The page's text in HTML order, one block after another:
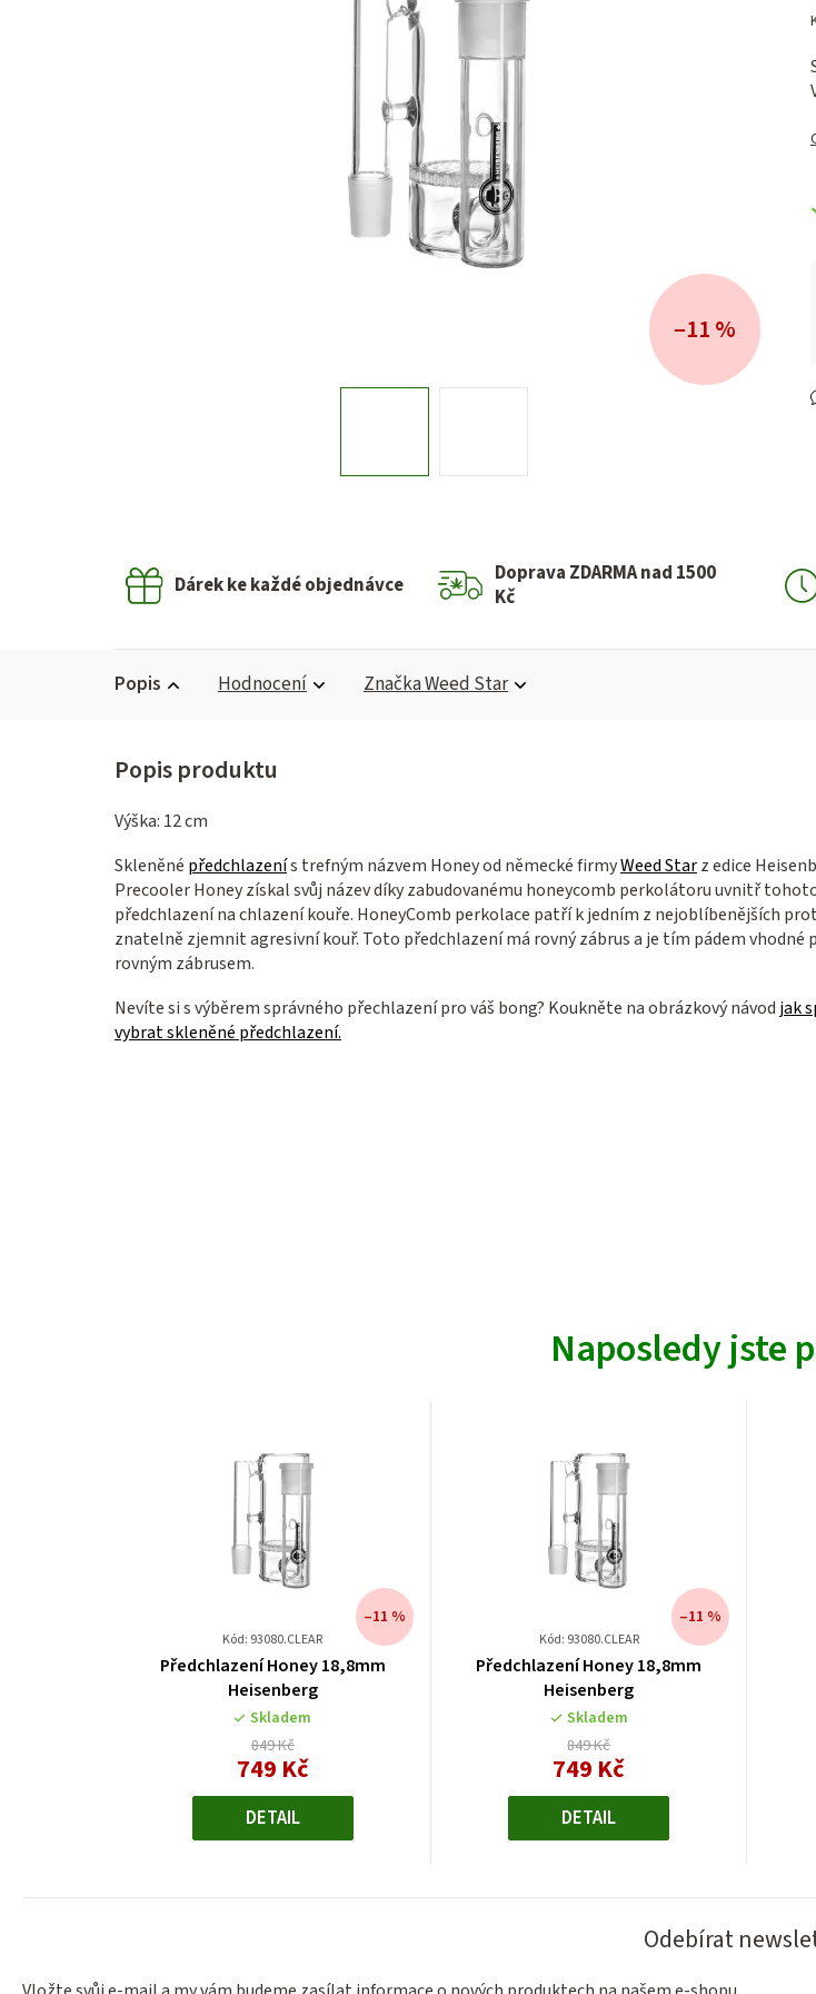
–11 %
Dárek ke každé objednávce
Doprava ZDARMA nad 1500
Kč
Popis Hodnocení ZnačkaWeed Star
Výška: 12 cm
Skleněné předchlazenís trefným názvem Honey od německé firmyWeed Starz edice
Precooler Honey získal svůj název díky zabudovanému honeycomb perkolátoru uvnitř
předchlazení na chlazení kouře. HoneyComb perkolace patří k jedním z nejoblíbenějších
znatelně zjemnit agresivní kouř. Toto předchlazení má rovný zábrus a je tím pádem vhodné
rovným zábrusem.
Nevíte si s výběrem správného přechlazení pro váš bong? Koukněte na obrázkový návod jak
vybrat skleněné předchlazení.
Naposledy jste
Kód: 93080.CLEAR
Předchlazení Honey 18,8mm
Heisenberg
Skladem
849 Kč
–11 %
749 KčMěrná
DETAIL
Kód: 93080.CLEAR
Předchlazení Honey 18,8mm
Heisenberg
Skladem
849 Kč
–11 %
749 KčMěrná
DETAIL
Odebírat